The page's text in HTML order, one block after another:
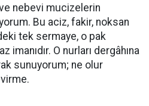
nebevi mucizelerin
Bu aciz, fakir, noksan
tek sermaye, o pak
imanıdır. O nurları dergâhına
sunuyorum; ne olur